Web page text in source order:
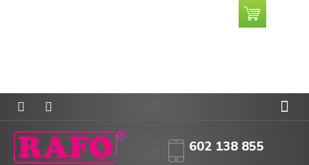
602 138 855
Nákupní
košík